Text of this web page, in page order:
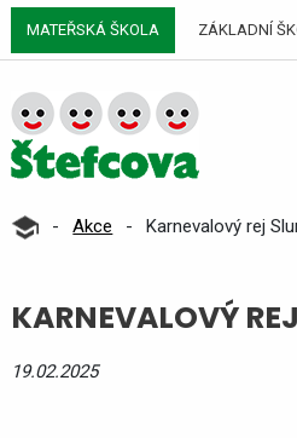
MATEŘSKÁ ŠKOLA ZÁKLADNÍ
- Akce - Karnevalový rej
KARNEVALOVÝ
19.02.2025